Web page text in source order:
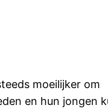
moeilijker om
en hun jongen